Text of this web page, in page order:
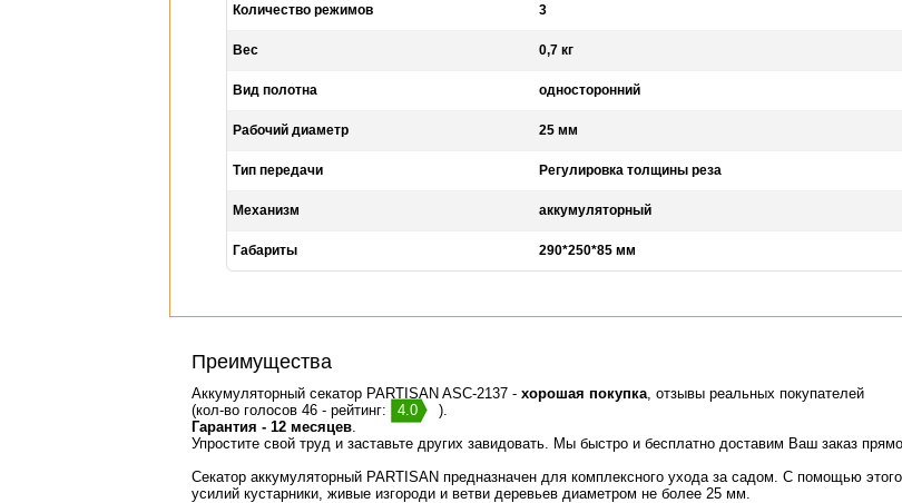
Количество режимов 3
Вес 0,7 кг
Вид полотна односторонний
Рабочий диаметр 25 мм
Тип передачи Регулировка толщины реза
Механизм аккумуляторный
Габариты 290*250*85 мм
Преимущества
Аккумуляторный секатор PARTISAN ASC-2137 - хорошая покупка, отзывы реальных покупателей
(кол-во голосов 46 - рейтинг:
4.0
).
Гарантия - 12 месяцев.
Упростите свой труд и заставьте других завидовать. Мы быстро и бесплатно доставим Ваш заказ
Секатор аккумуляторный PARTISAN предназначен для комплексного ухода за садом. С помощью
усилий кустарники, живые изгороди и ветви деревьев диаметром не более 25 мм.